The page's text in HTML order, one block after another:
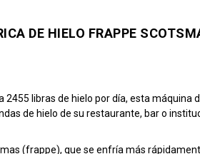
DE HIELO FRAPPE
2455 libras de hielo por día, esta
de hielo de su restaurante, bar o
(frappe), que se enfría más